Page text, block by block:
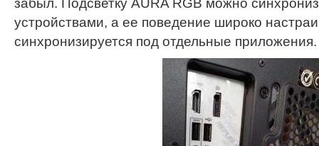
забыл. Подсветку AURA RGB можно
устройствами, а ее поведение широко
синхронизируется под отдельные приложения.